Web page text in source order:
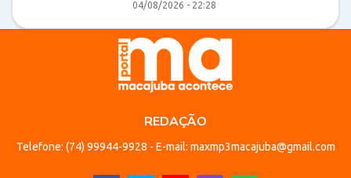
04/08/2026 - 22:28
REDAÇÃO
Telefone: (74) 99944-9928 - E-mail: maxmp3macajuba@gmail.com